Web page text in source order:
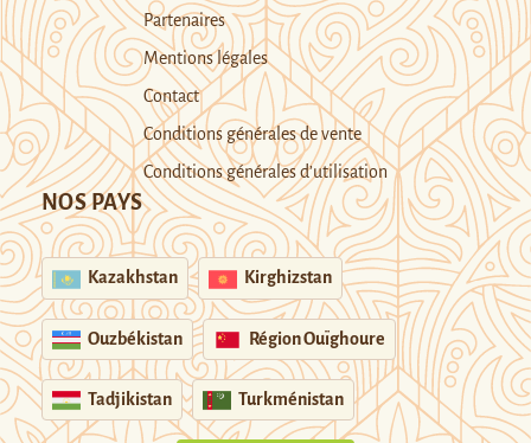
Partenaires
Mentions légales
Contact
Conditions générales de vente
Conditions générales d’utilisation
NOS PAYS
Kazakhstan Kirghizstan
Ouzbékistan Région Ouïghoure
Tadjikistan Turkménistan